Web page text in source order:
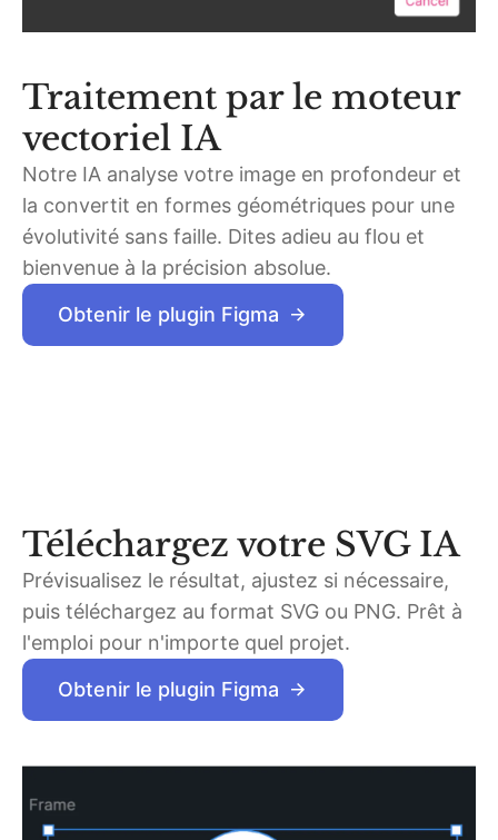
Traitement par le moteur
vectoriel IA
Notre IA analyse votre image en profondeur et
la convertit en formes géométriques pour une
évolutivité sans faille. Dites adieu au flou et
bienvenue à la précision absolue.
Obtenir le plugin Figma
Téléchargez votre SVG IA
Prévisualisez le résultat, ajustez si nécessaire,
puis téléchargez au format SVG ou PNG. Prêt à
l'emploi pour n'importe quel projet.
Obtenir le plugin Figma